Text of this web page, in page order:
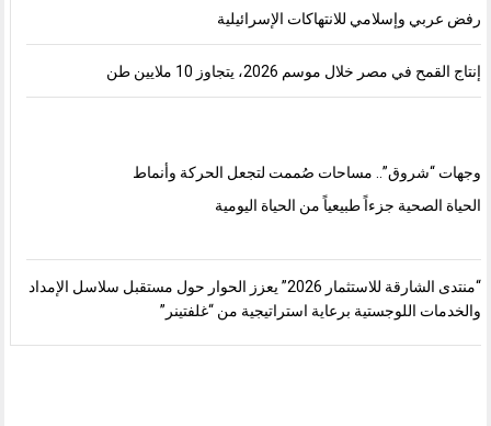
رفض عربي وإسلامي للانتهاكات الإسرائيلية
إنتاج القمح في مصر خلال موسم 2026، يتجاوز 10 ملايين طن
وجهات “شروق”.. مساحات صُممت لتجعل الحركة وأنماط
الحياة الصحية جزءاً طبيعياً من الحياة اليومية
“منتدى الشارقة للاستثمار 2026” يعزز الحوار حول مستقبل سلاسل الإمداد
والخدمات اللوجستية برعاية استراتيجية من “غلفتينر”